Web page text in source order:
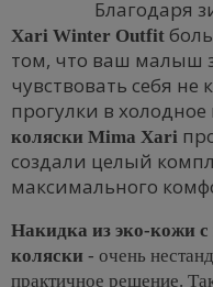
Благодаря
Xari Winter Outfit
том, что ваш малыш
чувствовать себя
прогулки в
коляски Mima Xari
создали целый
максимального
Накидка из эко-кожи
коляски - очень
практичное решение.